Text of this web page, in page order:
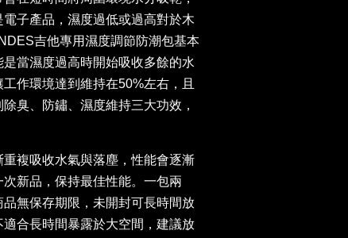
子產品，濕度過低或過高對於木
吉他專用濕度調節防潮包基本
當濕度過高時開始吸收多餘的水
作環境達到維持在50%左右，且
臭、防鏽、濕度維持三大功效，
複吸收水氣與落塵，性能會逐漸
新品，保持最佳性能。一包兩
無保存期限，未開封可長時間放
合長時間暴露於大空間，建議放